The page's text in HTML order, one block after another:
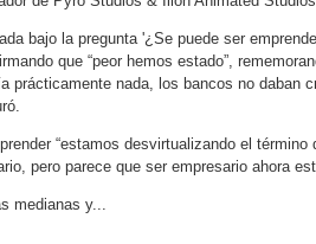
bajo la pregunta '¿Se puede ser
que “peor hemos estado”,
prácticamente nada, los bancos no daban
“estamos desvirtualizando el término
pero parece que ser empresario ahora
medianas y...